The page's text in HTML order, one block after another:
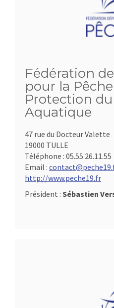
Fédération
pour la
Protection
Aquatique
47 rue du Docteur Valette
19000 TULLE
Téléphone : 05.55.26.11.55
Email :
http://www.peche19.fr
Président : Sébastien